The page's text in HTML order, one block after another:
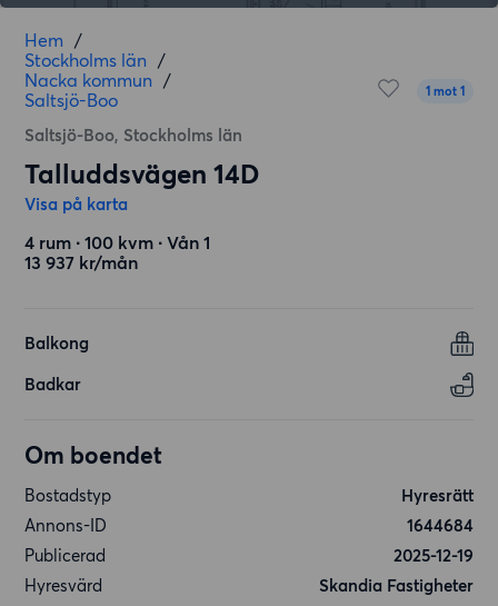
Hem /
Stockholms län /
Nacka kommun /
Saltsjö-Boo
Saltsjö-Boo, Stockholms län
1 mot 1
Talluddsvägen 14D
Visa på karta
4 rum ∙ 100 kvm ∙ Vån 1
13 937 kr/mån
Balkong
Badkar
Om boendet
Bostadstyp
Hyresrätt
Annons-ID
1644684
Publicerad
2025-12-19
Hyresvärd
Skandia Fastigheter